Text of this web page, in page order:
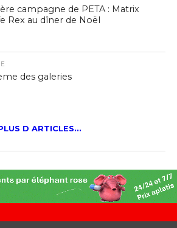
campagne de PETA : Matrix
Rex au dîner de Noël
des galeries
D ARTICLES...